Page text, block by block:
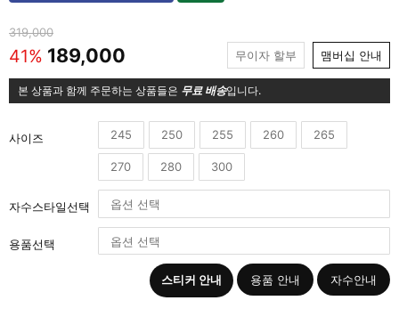
319,000
41% 189,000 무이자 할부 맴버십 안내
본 상품과 함께 주문하는 상품들은 무료 배송입니다.
사이즈 245 250 255 260 265
270 280 300
자수스타일선택
용품선택
스티커 안내 용품 안내 자수안내